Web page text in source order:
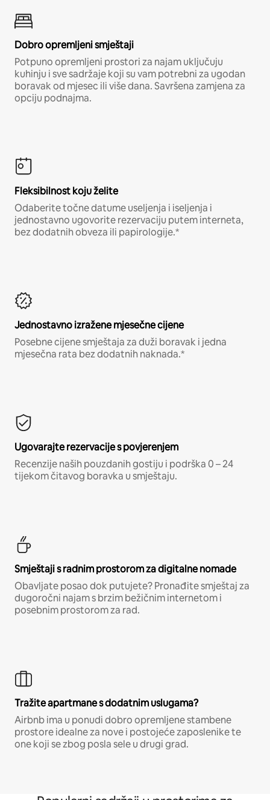
Dobro opremljeni smještaji
Potpuno opremljeni prostori za najam uključuju
kuhinju i sve sadržaje koji su vam potrebni za ugodan
boravak od mjesec ili više dana. Savršena zamjena za
opciju podnajma.
Fleksibilnost koju želite
Odaberite točne datume useljenja i iseljenja i
jednostavno ugovorite rezervaciju putem interneta,
bez dodatnih obveza ili papirologije.*
Jednostavno izražene mjesečne cijene
Posebne cijene smještaja za duži boravak i jedna
mjesečna rata bez dodatnih naknada.*
Ugovarajte rezervacije s povjerenjem
Recenzije naših pouzdanih gostiju i podrška 0 – 24
tijekom čitavog boravka u smještaju.
Smještaji s radnim prostorom za digitalne nomade
Obavljate posao dok putujete? Pronađite smještaj za
dugoročni najam s brzim bežičnim internetom i
posebnim prostorom za rad.
Tražite apartmane s dodatnim uslugama?
Airbnb ima u ponudi dobro opremljene stambene
prostore idealne za nove i postojeće zaposlenike te
one koji se zbog posla sele u drugi grad.